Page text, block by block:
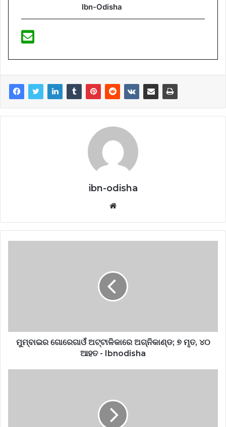
Ibn-Odisha
ibn-odisha
Website
ମୁମ୍ବାଇର ଗୋରେଗାଓଁ ଅଟ୍ଟାଳିକାରେ ଅଗ୍ନିକାଣ୍ଡ; ୭ ମୃତ, ୪୦
ଆହତ - Ibnodisha